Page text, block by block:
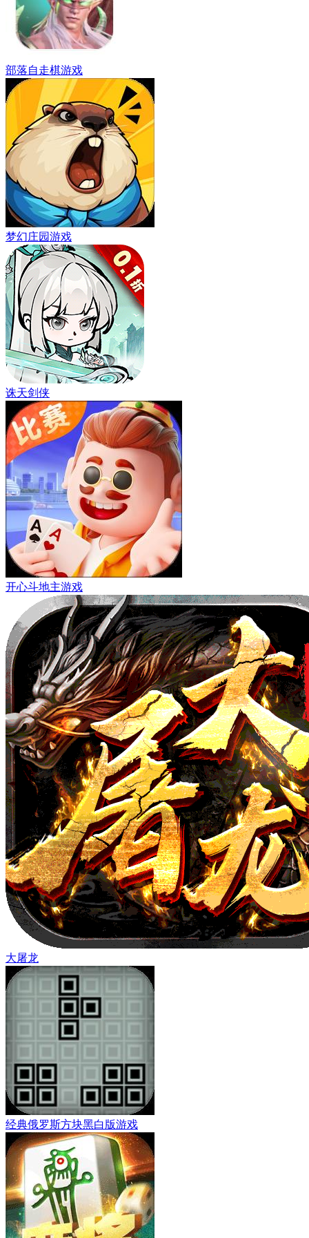
部落自走棋游戏
梦幻庄园游戏
诛天剑侠
开心斗地主游戏
大屠龙
经典俄罗斯方块黑白版游戏